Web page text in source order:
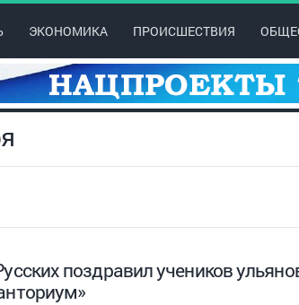
ЭКОНОМИКА ПРОИСШЕСТВИЯ
поздравил учеников